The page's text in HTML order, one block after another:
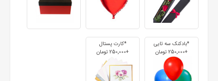
*بادکنک سه تایی
+250٬000 تومان
*کارت پستال
+250٬000 تومان